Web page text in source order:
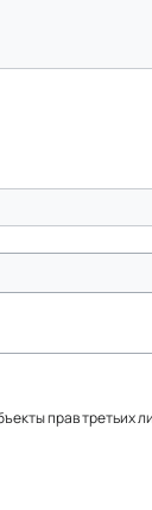
прав третьих